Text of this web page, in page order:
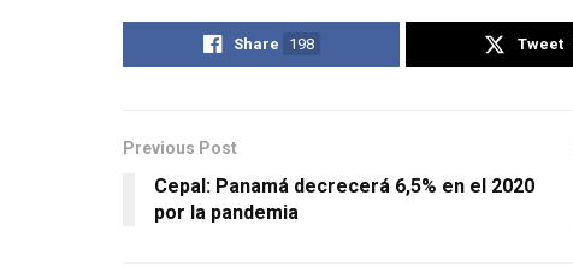
Share 198 Tweet
Previous Post
Cepal: Panamá decrecerá 6,5% en el 2020
por la pandemia